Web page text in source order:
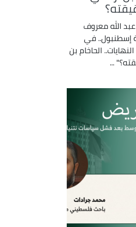
الله معروف
إسطنبول.. في
الحاخام بن
...